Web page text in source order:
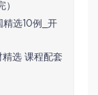
）
精选10例_开
选 课程配套